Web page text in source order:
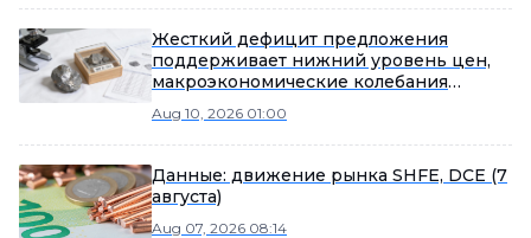
Жесткий дефицит предложения
поддерживает нижний уровень цен,
макроэкономические колебания
[Утренний обзор рынка олова от SMM]
Aug 10, 2026 01:00
Данные: движение рынка SHFE, DCE (7
августа)
Aug 07, 2026 08:14